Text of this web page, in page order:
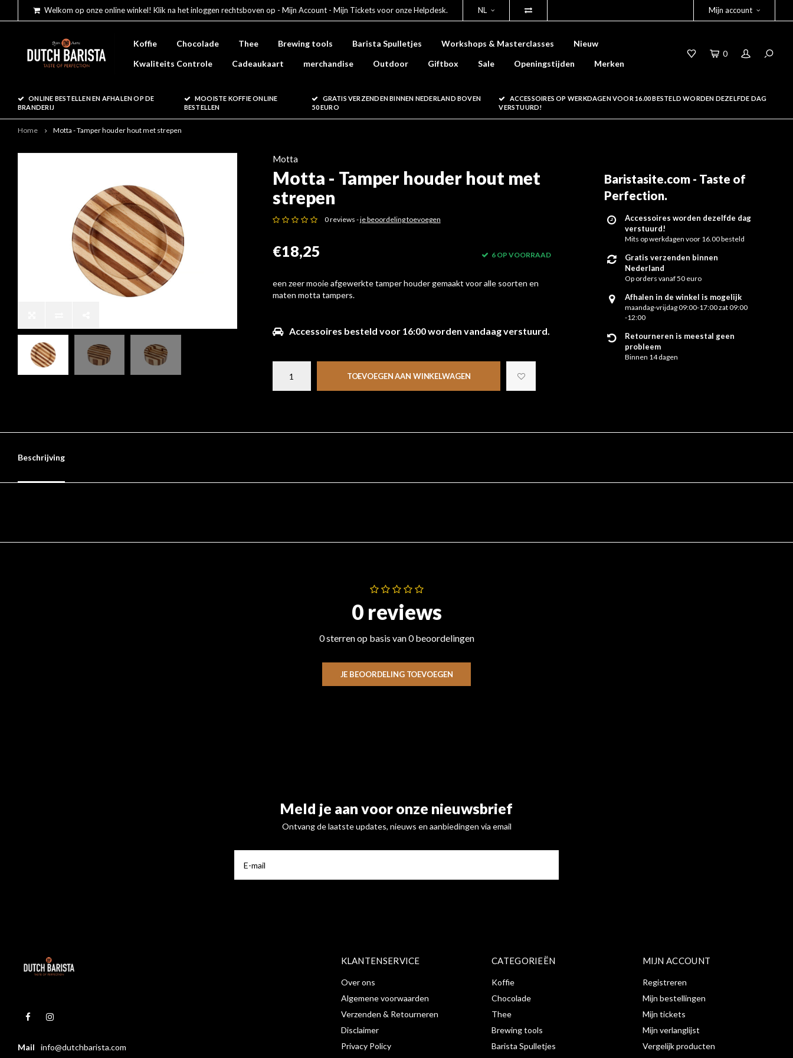
Welkom op onze online winkel! Klik na het inloggen rechtsboven op - Mijn Account - Mijn Tickets voor onze Helpdesk. NL Mijn account
Koffie Chocolade Thee Brewing tools Barista Spulletjes Workshops & Masterclasses
Nieuw
Kwaliteits Controle
Cadeaukaart merchandise Outdoor Giftbox Sale Openingstijden Merken
0
ONLINE BESTELLEN EN AFHALEN OP DE
BRANDERIJ
MOOISTE KOFFIE ONLINE
BESTELLEN
GRATIS VERZENDEN BINNEN NEDERLAND BOVEN
50 EURO
ACCESSOIRES OP WERKDAGEN VOOR 16.00 BESTELD WORDEN DEZELFDE DAG
VERSTUURD!
Home Motta - Tamper houder hout met strepen
Motta
Motta - Tamper houder hout met
strepen
0 reviews -je beoordeling toevoegen
€18,25 6 OP VOORRAAD
een zeer mooie afgewerkte tamper houder gemaakt voor alle soorten en
maten motta tampers.
Accessoires besteld voor 16:00 worden vandaag verstuurd.
TOEVOEGEN AAN WINKELWAGEN
Baristasite.com - Taste of
Perfection.
Accessoires worden dezelfde dag
verstuurd!
Mits op werkdagen voor 16.00 besteld
Gratis verzenden binnen
Nederland
Op orders vanaf 50 euro
Afhalen in de winkel is mogelijk
maandag-vrijdag 09:00-17:00 zat 09:00
-12:00
Retourneren is meestal geen
probleem
Binnen 14 dagen
Beschrijving
0 reviews
0 sterren op basis van 0 beoordelingen
JE BEOORDELING TOEVOEGEN
Meld je aan voor onze nieuwsbrief
Ontvang de laatste updates, nieuws en aanbiedingen via email
Mail info@dutchbarista.com
KLANTENSERVICE
Over ons
Algemene voorwaarden
Verzenden & Retourneren
Disclaimer
Privacy Policy
CATEGORIEËN
Koffie
Chocolade
Thee
Brewing tools
Barista Spulletjes
MIJN ACCOUNT
Registreren
Mijn bestellingen
Mijn tickets
Mijn verlanglijst
Vergelijk producten